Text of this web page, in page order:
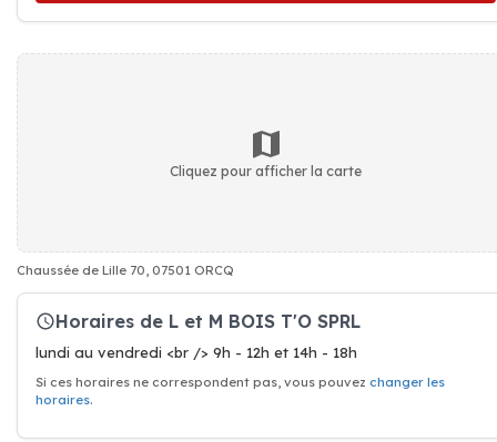
Cliquez pour afficher la carte
Chaussée de Lille 70, 07501 ORCQ
Horaires de L et M BOIS T'O SPRL
lundi au vendredi <br /> 9h - 12h et 14h - 18h
Si ces horaires ne correspondent pas, vous pouvez changer les
horaires.